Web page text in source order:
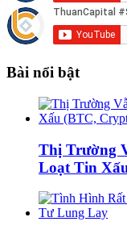
Bài nổi bật
Thị Trường
Loạt Tin